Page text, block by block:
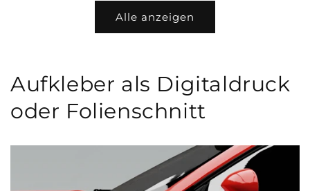
Alle anzeigen
Aufkleber als Digitaldruck
oder Folienschnitt